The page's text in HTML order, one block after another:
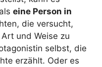
eine Person in
die versucht,
und Weise zu
selbst, die
erzählt. Oder es